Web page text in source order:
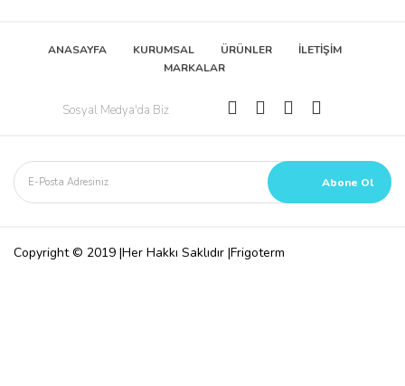
ANASAYFA KURUMSAL ÜRÜNLER
İLETİŞİM
MARKALAR
Sosyal Medya'da Biz
Copyright © 2019 |Her Hakkı Saklıdır |Frigoterm